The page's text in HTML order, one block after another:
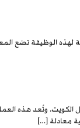
الوظيفة تضع
وتُعد هذه
معادلة […]